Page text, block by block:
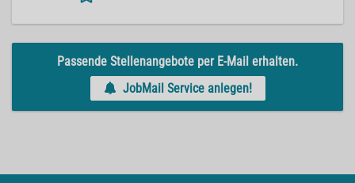
Passende Stellenangebote per E-Mail erhalten.
JobMail Service anlegen!